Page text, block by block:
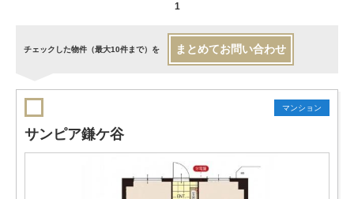
1
チェックした物件（最大10件まで）を まとめてお問い合わせ
マンション
サンピア鎌ケ谷